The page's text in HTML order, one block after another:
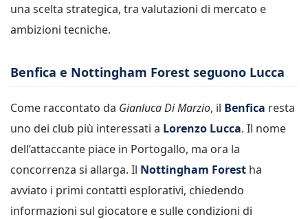
una scelta strategica, tra valutazioni di mercato e
ambizioni tecniche.
Benfica e Nottingham Forest seguono Lucca
Come raccontato da Gianluca Di Marzio, il Benfica resta
uno dei club più interessati a Lorenzo Lucca. Il nome
dell’attaccante piace in Portogallo, ma ora la
concorrenza si allarga. Il Nottingham Forest ha
avviato i primi contatti esplorativi, chiedendo
informazioni sul giocatore e sulle condizioni di